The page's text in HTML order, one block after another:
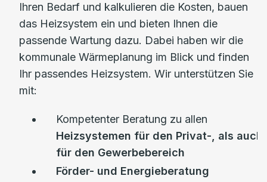
Ihren Bedarf und kalkulieren die Kosten, bauen
das Heizsystem ein und bieten Ihnen die
passende Wartung dazu. Dabei haben wir die
kommunale Wärmeplanung im Blick und finden
Ihr passendes Heizsystem. Wir unterstützen Sie
mit:
Kompetenter Beratung zu allen
Heizsystemen für den Privat-, als auch
für den Gewerbebereich
Förder- und Energieberatung